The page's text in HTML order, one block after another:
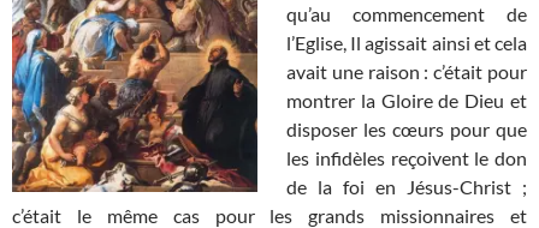
qu’au commencement de
l’Eglise, Il agissait ainsi et cela
avait une raison : c’était pour
montrer la Gloire de Dieu et
disposer les cœurs pour que
les infidèles reçoivent le don
de la foi en Jésus-Christ ;
c’était le même cas pour les grands missionnaires et